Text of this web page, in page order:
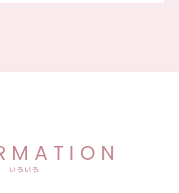
いろいろ